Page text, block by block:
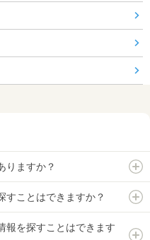
りますか？
すことはできますか？
報を探すことはできます